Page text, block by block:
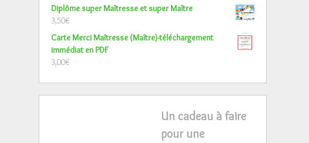
Diplôme super Maîtresse et super Maître
3,50€
Carte Merci Maîtresse (Maître)-téléchargement
immédiat en PDF
3,00€
Un cadeau à faire
pour une